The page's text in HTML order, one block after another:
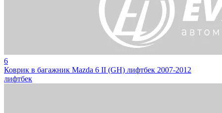
6
Коврик в багажник Mazda 6 II (GH) лифтбек 2007-2012
лифтбек